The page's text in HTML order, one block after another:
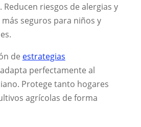
riesgos de alergias y
seguros para niños y
de estrategias
perfectamente al
Protege tanto hogares
agrícolas de forma